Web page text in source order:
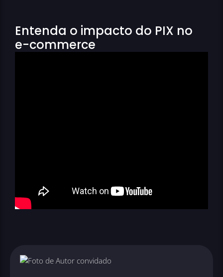
Entenda o impacto do PIX no
e-commerce